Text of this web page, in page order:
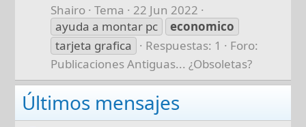
Shairo Tema
22 Jun 2022
ayuda a montar pc
economico
tarjeta grafica
Respuestas: 1
Foro:
Publicaciones Antiguas... ¿Obsoletas?
Últimos mensajes